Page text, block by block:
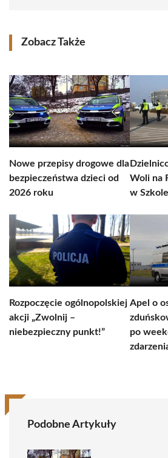
Zobacz Także
Nowe przepisy drogowe dla
bezpieczeństwa dzieci od
2026 roku
Woli na
w
Rozpoczęcie ogólnopolskiej
akcji „Zwolnij –
niebezpieczny punkt!”
Apel o
po
Podobne Artykuły